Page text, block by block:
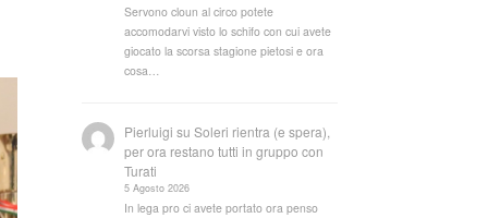
Servono cloun al circo potete
accomodarvi visto lo schifo con cui avete
giocato la scorsa stagione pietosi e ora
cosa…
Pierluigi suSoleri rientra (e spera),
per ora restano tutti in gruppo con
Turati
5 Agosto 2026
In lega pro ci avete portato ora penso